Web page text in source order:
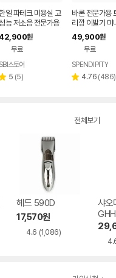
일 파테크 미용실 고
능 저소음 전문가용
이발기 PC-R1900
42,900원
무료
SBI스토어
별 5 리
(5)
바론 전문가용
리깡 이발기 미
삭발 미용실바
프이발 메탈블
49,900원
무료
SPENDIPITY
별 4.76 리
(486)
전체보기
헤드 590D
17,570원
4.6 (1,086)
샤오